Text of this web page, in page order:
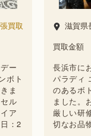
買取
：
角
き
、
大
滋賀県
買取金額
滋賀県に
ャパニ
査定をご
品物を買
うです。
くまなく
2）